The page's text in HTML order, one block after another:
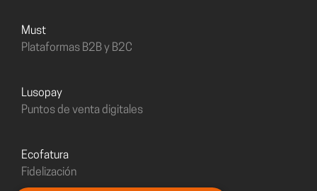
must
Plataformas B2B y B2C
Lusopay
Puntos de venta digitales
Ecofatura
Fidelización